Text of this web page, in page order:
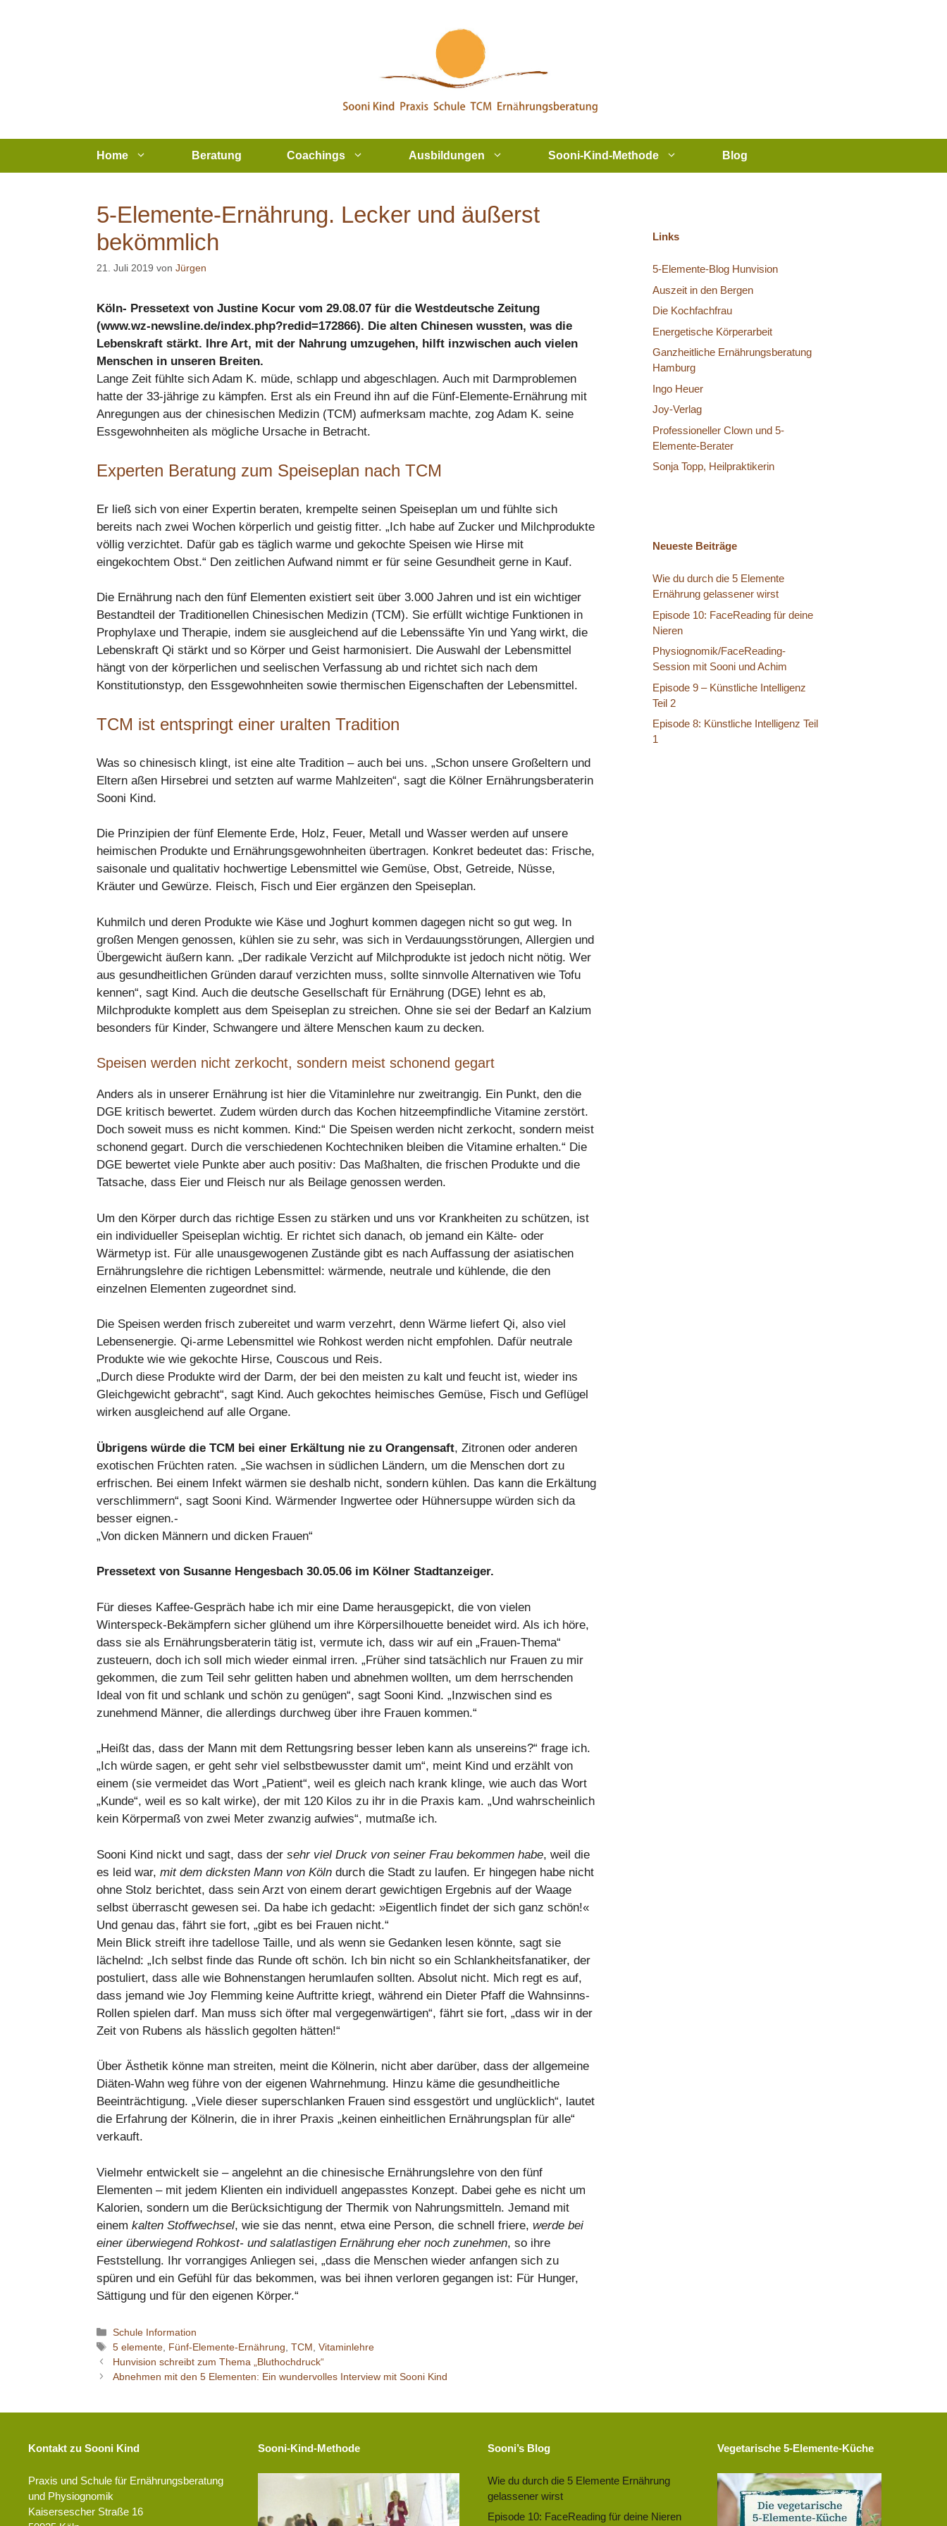
Home Beratung Coachings Ausbildungen Sooni-Kind-Methode Blog
5-Elemente-Ernährung. Lecker und äußerst
bekömmlich
21. Juli 2019 von Jürgen
Köln- Pressetext von Justine Kocur vom 29.08.07 für die Westdeutsche Zeitung
(www.wz-newsline.de/index.php?redid=172866). Die alten Chinesen wussten, was die
Lebenskraft stärkt. Ihre Art, mit der Nahrung umzugehen, hilft inzwischen auch vielen
Menschen in unseren Breiten.
Lange Zeit fühlte sich Adam K. müde, schlapp und abgeschlagen. Auch mit Darmproblemen
hatte der 33-jährige zu kämpfen. Erst als ein Freund ihn auf die Fünf-Elemente-Ernährung mit
Anregungen aus der chinesischen Medizin (TCM) aufmerksam machte, zog Adam K. seine
Essgewohnheiten als mögliche Ursache in Betracht.
Experten Beratung zum Speiseplan nach TCM
Er ließ sich von einer Expertin beraten, krempelte seinen Speiseplan um und fühlte sich
bereits nach zwei Wochen körperlich und geistig fitter. „Ich habe auf Zucker und Milchprodukte
völlig verzichtet. Dafür gab es täglich warme und gekochte Speisen wie Hirse mit
eingekochtem Obst.“ Den zeitlichen Aufwand nimmt er für seine Gesundheit gerne in Kauf.
Die Ernährung nach den fünf Elementen existiert seit über 3.000 Jahren und ist ein wichtiger
Bestandteil der Traditionellen Chinesischen Medizin (TCM). Sie erfüllt wichtige Funktionen in
Prophylaxe und Therapie, indem sie ausgleichend auf die Lebenssäfte Yin und Yang wirkt, die
Lebenskraft Qi stärkt und so Körper und Geist harmonisiert. Die Auswahl der Lebensmittel
hängt von der körperlichen und seelischen Verfassung ab und richtet sich nach dem
Konstitutionstyp, den Essgewohnheiten sowie thermischen Eigenschaften der Lebensmittel.
TCM ist entspringt einer uralten Tradition
Was so chinesisch klingt, ist eine alte Tradition – auch bei uns. „Schon unsere Großeltern und
Eltern aßen Hirsebrei und setzten auf warme Mahlzeiten“, sagt die Kölner Ernährungsberaterin
Sooni Kind.
Die Prinzipien der fünf Elemente Erde, Holz, Feuer, Metall und Wasser werden auf unsere
heimischen Produkte und Ernährungsgewohnheiten übertragen. Konkret bedeutet das: Frische,
saisonale und qualitativ hochwertige Lebensmittel wie Gemüse, Obst, Getreide, Nüsse,
Kräuter und Gewürze. Fleisch, Fisch und Eier ergänzen den Speiseplan.
Kuhmilch und deren Produkte wie Käse und Joghurt kommen dagegen nicht so gut weg. In
großen Mengen genossen, kühlen sie zu sehr, was sich in Verdauungsstörungen, Allergien und
Übergewicht äußern kann. „Der radikale Verzicht auf Milchprodukte ist jedoch nicht nötig. Wer
aus gesundheitlichen Gründen darauf verzichten muss, sollte sinnvolle Alternativen wie Tofu
kennen“, sagt Kind. Auch die deutsche Gesellschaft für Ernährung (DGE) lehnt es ab,
Milchprodukte komplett aus dem Speiseplan zu streichen. Ohne sie sei der Bedarf an Kalzium
besonders für Kinder, Schwangere und ältere Menschen kaum zu decken.
Speisen werden nicht zerkocht, sondern meist schonend gegart
Anders als in unserer Ernährung ist hier die Vitaminlehre nur zweitrangig. Ein Punkt, den die
DGE kritisch bewertet. Zudem würden durch das Kochen hitzeempfindliche Vitamine zerstört.
Doch soweit muss es nicht kommen. Kind:“ Die Speisen werden nicht zerkocht, sondern meist
schonend gegart. Durch die verschiedenen Kochtechniken bleiben die Vitamine erhalten.“ Die
DGE bewertet viele Punkte aber auch positiv: Das Maßhalten, die frischen Produkte und die
Tatsache, dass Eier und Fleisch nur als Beilage genossen werden.
Um den Körper durch das richtige Essen zu stärken und uns vor Krankheiten zu schützen, ist
ein individueller Speiseplan wichtig. Er richtet sich danach, ob jemand ein Kälte- oder
Wärmetyp ist. Für alle unausgewogenen Zustände gibt es nach Auffassung der asiatischen
Ernährungslehre die richtigen Lebensmittel: wärmende, neutrale und kühlende, die den
einzelnen Elementen zugeordnet sind.
Die Speisen werden frisch zubereitet und warm verzehrt, denn Wärme liefert Qi, also viel
Lebensenergie. Qi-arme Lebensmittel wie Rohkost werden nicht empfohlen. Dafür neutrale
Produkte wie wie gekochte Hirse, Couscous und Reis.
„Durch diese Produkte wird der Darm, der bei den meisten zu kalt und feucht ist, wieder ins
Gleichgewicht gebracht“, sagt Kind. Auch gekochtes heimisches Gemüse, Fisch und Geflügel
wirken ausgleichend auf alle Organe.
Übrigens würde die TCM bei einer Erkältung nie zu Orangensaft, Zitronen oder anderen
exotischen Früchten raten. „Sie wachsen in südlichen Ländern, um die Menschen dort zu
erfrischen. Bei einem Infekt wärmen sie deshalb nicht, sondern kühlen. Das kann die Erkältung
verschlimmern“, sagt Sooni Kind. Wärmender Ingwertee oder Hühnersuppe würden sich da
besser eignen.-
„Von dicken Männern und dicken Frauen“
Pressetext von Susanne Hengesbach 30.05.06 im Kölner Stadtanzeiger.
Für dieses Kaffee-Gespräch habe ich mir eine Dame herausgepickt, die von vielen
Winterspeck-Bekämpfern sicher glühend um ihre Körpersilhouette beneidet wird. Als ich höre,
dass sie als Ernährungsberaterin tätig ist, vermute ich, dass wir auf ein „Frauen-Thema“
zusteuern, doch ich soll mich wieder einmal irren. „Früher sind tatsächlich nur Frauen zu mir
gekommen, die zum Teil sehr gelitten haben und abnehmen wollten, um dem herrschenden
Ideal von fit und schlank und schön zu genügen“, sagt Sooni Kind. „Inzwischen sind es
zunehmend Männer, die allerdings durchweg über ihre Frauen kommen.“
„Heißt das, dass der Mann mit dem Rettungsring besser leben kann als unsereins?“ frage ich.
„Ich würde sagen, er geht sehr viel selbstbewusster damit um“, meint Kind und erzählt von
einem (sie vermeidet das Wort „Patient“, weil es gleich nach krank klinge, wie auch das Wort
„Kunde“, weil es so kalt wirke), der mit 120 Kilos zu ihr in die Praxis kam. „Und wahrscheinlich
kein Körpermaß von zwei Meter zwanzig aufwies“, mutmaße ich.
Sooni Kind nickt und sagt, dass der sehr viel Druck von seiner Frau bekommen habe, weil die
es leid war, mit dem dicksten Mann von Köln durch die Stadt zu laufen. Er hingegen habe nicht
ohne Stolz berichtet, dass sein Arzt von einem derart gewichtigen Ergebnis auf der Waage
selbst überrascht gewesen sei. Da habe ich gedacht: »Eigentlich findet der sich ganz schön!«
Und genau das, fährt sie fort, „gibt es bei Frauen nicht.“
Mein Blick streift ihre tadellose Taille, und als wenn sie Gedanken lesen könnte, sagt sie
lächelnd: „Ich selbst finde das Runde oft schön. Ich bin nicht so ein Schlankheitsfanatiker, der
postuliert, dass alle wie Bohnenstangen herumlaufen sollten. Absolut nicht. Mich regt es auf,
dass jemand wie Joy Flemming keine Auftritte kriegt, während ein Dieter Pfaff die Wahnsinns-
Rollen spielen darf. Man muss sich öfter mal vergegenwärtigen“, fährt sie fort, „dass wir in der
Zeit von Rubens als hässlich gegolten hätten!“
Über Ästhetik könne man streiten, meint die Kölnerin, nicht aber darüber, dass der allgemeine
Diäten-Wahn weg führe von der eigenen Wahrnehmung. Hinzu käme die gesundheitliche
Beeinträchtigung. „Viele dieser superschlanken Frauen sind essgestört und unglücklich“, lautet
die Erfahrung der Kölnerin, die in ihrer Praxis „keinen einheitlichen Ernährungsplan für alle“
verkauft.
Vielmehr entwickelt sie – angelehnt an die chinesische Ernährungslehre von den fünf
Elementen – mit jedem Klienten ein individuell angepasstes Konzept. Dabei gehe es nicht um
Kalorien, sondern um die Berücksichtigung der Thermik von Nahrungsmitteln. Jemand mit
einem kalten Stoffwechsel, wie sie das nennt, etwa eine Person, die schnell friere, werde bei
einer überwiegend Rohkost- und salatlastigen Ernährung eher noch zunehmen, so ihre
Feststellung. Ihr vorrangiges Anliegen sei, „dass die Menschen wieder anfangen sich zu
spüren und ein Gefühl für das bekommen, was bei ihnen verloren gegangen ist: Für Hunger,
Sättigung und für den eigenen Körper.“
Kategorien
Schule Information
Schlagwörter
5 elemente Fünf-Elemente-Ernährung ,TCM ,Vitaminlehre
Hunvision schreibt zum Thema „Bluthochdruck“
Abnehmen mit den 5 Elementen: Ein wundervolles Interview mit Sooni Kind
Links
5-Elemente-Blog Hunvision
Auszeit in den Bergen
Die Kochfachfrau
Energetische Körperarbeit
Ganzheitliche Ernährungsberatung
Hamburg
Ingo Heuer
Joy-Verlag
Professioneller Clown und 5-
Elemente-Berater
Sonja Topp, Heilpraktikerin
Neueste Beiträge
Wie du durch die 5 Elemente
Ernährung gelassener wirst
Episode 10: FaceReading für deine
Nieren
Physiognomik/FaceReading-
Session mit Sooni und Achim
Episode 9 – Künstliche Intelligenz
Teil 2
Episode 8: Künstliche Intelligenz Teil
1
Kontakt zu Sooni Kind
Praxis und Schule für Ernährungsberatung
und Physiognomik
Kaisersescher Straße 16
Sooni-Kind-Methode Sooni’s Blog
Wie du durch die 5 Elemente Ernährung
gelassener wirst
Episode 10: FaceReading für deine Nieren
Vegetarische 5-Elemente-Küche